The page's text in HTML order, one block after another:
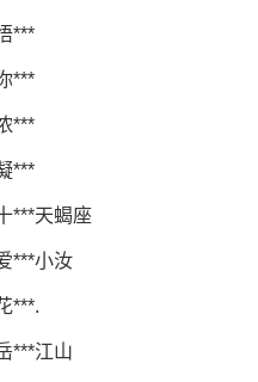
***
***
***
***
***天蝎座
***小汝
***.
***江山